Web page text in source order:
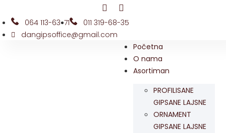
064 113-63-71
011 319-68-35
dangipsoffice@gmail.com
Početna
O nama
Asortiman
PROFILISANE
GIPSANE LAJSNE
ORNAMENT
GIPSANE LAJSNE